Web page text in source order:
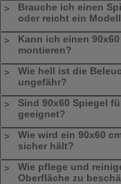
Brauche ich einen
oder reicht ein
Kann ich einen
montieren?
Wie hell ist die
ungefähr?
Sind 90x60 Spiegel
geeignet?
Wie wird ein 90x60
sicher hält?
Wie pflege und
Oberfläche zu